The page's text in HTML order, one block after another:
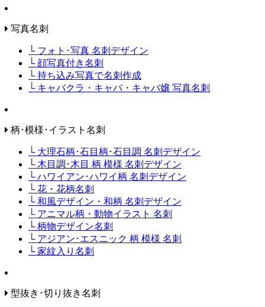
写真名刺
└ フォト･写真 名刺デザイン
└ 顔写真付き名刺
└ 持ち込み写真で名刺作成
└ キャバクラ・キャバ・キャバ嬢 写真名刺
柄･模様･イラスト名刺
└ 大理石柄･石目柄･石目調 名刺デザイン
└ 木目調･木目 柄 模様 名刺デザイン
└ ハワイアン･ハワイ柄 名刺デザイン
└ 花・花柄名刺
└ 和風デザイン・和柄 名刺デザイン
└ アニマル柄・動物イラスト 名刺
└ 柄物デザイン名刺
└ アジアン･エスニック 柄 模様 名刺
└ 家紋入り名刺
型抜き･切り抜き名刺